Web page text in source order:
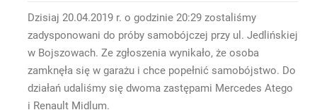
Dzisiaj 20.04.2019 r. o godzinie 20:29 zostaliśmy
zadysponowani do próby samobójczej przy ul. Jedlińskiej
w Bojszowach. Ze zgłoszenia wynikało, że osoba
zamknęła się w garażu i chce popełnić samobójstwo. Do
działań udaliśmy się dwoma zastępami Mercedes Atego
i Renault Midlum.